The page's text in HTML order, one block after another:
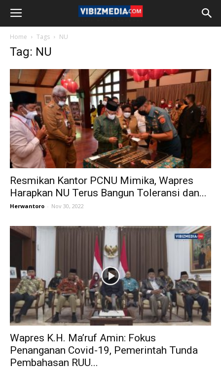
Home Tags NU
Tag: NU
Resmikan Kantor PCNU Mimika, Wapres
Harapkan NU Terus Bangun Toleransi dan...
Herwantoro - Nov 30, 2022
Wapres K.H. Ma’ruf Amin: Fokus
Penanganan Covid-19, Pemerintah Tunda
Pembahasan RUU...